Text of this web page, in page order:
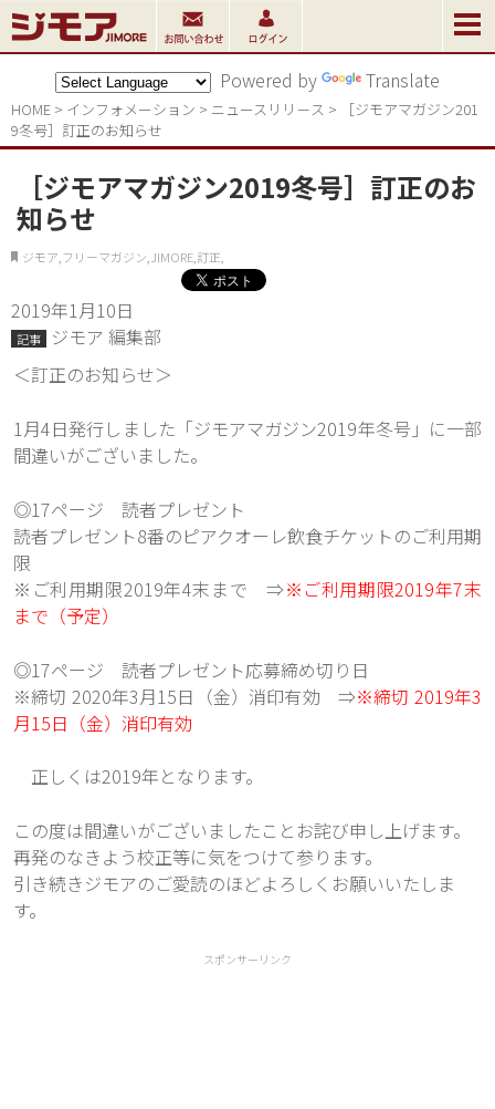
Powered by Translate
HOME > インフォメーション > ニュースリリ－ス >
［ジモアマガジン201
9冬号］訂正のお知らせ
［ジモアマガジン2019冬号］訂正のお
知らせ
ジモア,フリーマガジン,JIMORE,訂正,
2019年1月10日
記事
ジモア 編集部
＜訂正のお知らせ＞
1月4日発行しました「ジモアマガジン2019年冬号」に一部
間違いがございました。
◎17ページ 読者プレゼント
読者プレゼント8番のピアクオーレ飲食チケットのご利用期
限
※ご利用期限2019年4末まで ⇒※ご利用期限2019年7末
まで（予定）
◎17ページ 読者プレゼント応募締め切り日
※締切 2020年3月15日（金）消印有効 ⇒※締切 2019年3
月15日（金）消印有効
正しくは2019年となります。
この度は間違いがございましたことお詫び申し上げます。
再発のなきよう校正等に気をつけて参ります。
引き続きジモアのご愛読のほどよろしくお願いいたしま
す。
スポンサーリンク